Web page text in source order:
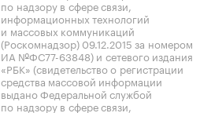
по надзору в сфере связи,
информационных технологий
и массовых коммуникаций
(Роскомнадзор) 09.12.2015 за номером
ИА №ФС77-63848) и сетевого издания
«РБК» (свидетельство о регистрации
средства массовой информации
выдано Федеральной службой
по надзору в сфере связи,